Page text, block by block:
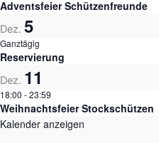
Adventsfeier Schützenfreunde
Dez. 5
Ganztägig
Reservierung
Dez. 11
18:00 -23:59
Weihnachtsfeier Stockschützen
Kalender anzeigen